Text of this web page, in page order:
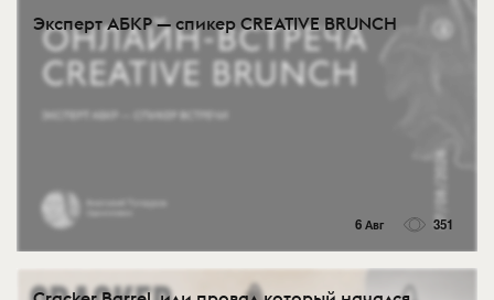
Эксперт АБКР — спикер CREATIVE BRUNCH
6 Авг 351